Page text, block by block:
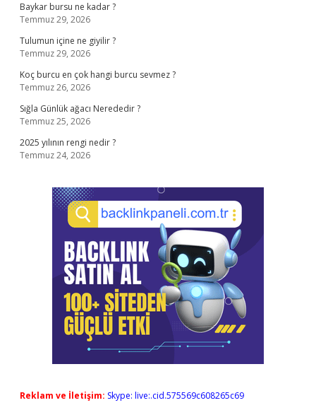
Baykar bursu ne kadar ?
Temmuz 29, 2026
Tulumun içine ne giyilir ?
Temmuz 29, 2026
Koç burcu en çok hangi burcu sevmez ?
Temmuz 26, 2026
Sığla Günlük ağacı Nerededir ?
Temmuz 25, 2026
2025 yılının rengi nedir ?
Temmuz 24, 2026
Reklam ve İletişim: Skype: live:.cid.575569c608265c69